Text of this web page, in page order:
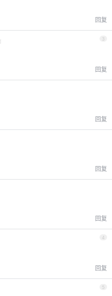
回复
3
回复
回复
回复
回复
4
回复
5